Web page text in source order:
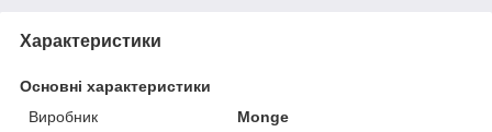
Характеристики
Основні характеристики
Виробник
Monge